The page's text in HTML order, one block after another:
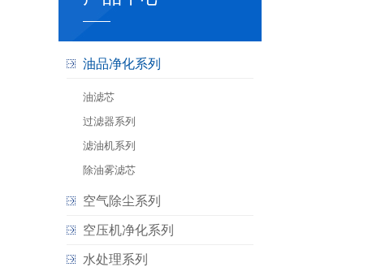
油品净化系列
油滤芯
过滤器系列
滤油机系列
除油雾滤芯
空气除尘系列
空压机净化系列
水处理系列